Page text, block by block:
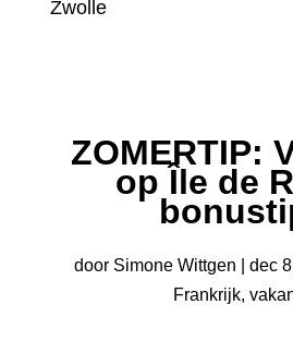
Zwolle
ZOMERTIP:
op Île de
door Simone Wittgen dec
Frankrijk,